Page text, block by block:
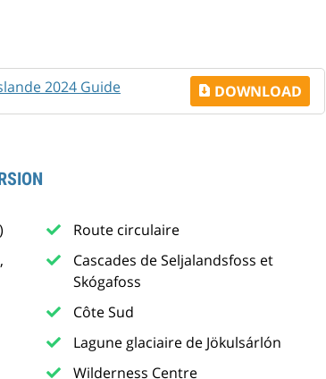
2024 Guide DOWNLOAD
Route circulaire
Cascades de Seljalandsfoss et
Skógafoss
Côte Sud
Lagune glaciaire de Jökulsárlón
Wilderness Centre